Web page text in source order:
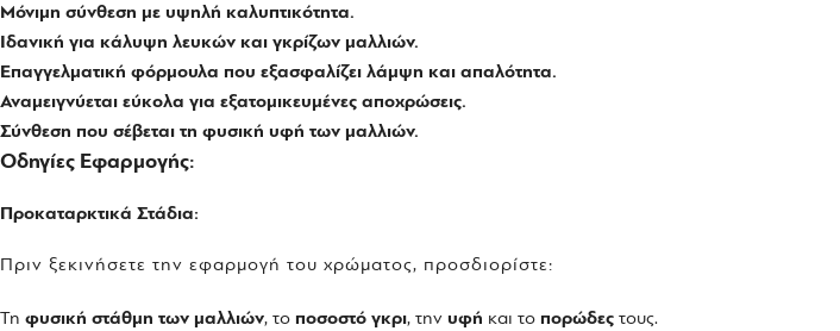
Μόνιμη σύνθεση με υψηλή καλυπτικότητα.
Ιδανική για κάλυψη λευκών και γκρίζων μαλλιών.
Επαγγελματική φόρμουλα που εξασφαλίζει λάμψη και απαλότητα.
Αναμειγνύεται εύκολα για εξατομικευμένες αποχρώσεις.
Σύνθεση που σέβεται τη φυσική υφή των μαλλιών.
Οδηγίες Εφαρμογής:
Προκαταρκτικά Στάδια:
Πριν ξεκινήσετε την εφαρμογή του χρώματος, προσδιορίστε:
Τη φυσική στάθμη των μαλλιών, το ποσοστό γκρι, την υφή και το πορώδες τους.